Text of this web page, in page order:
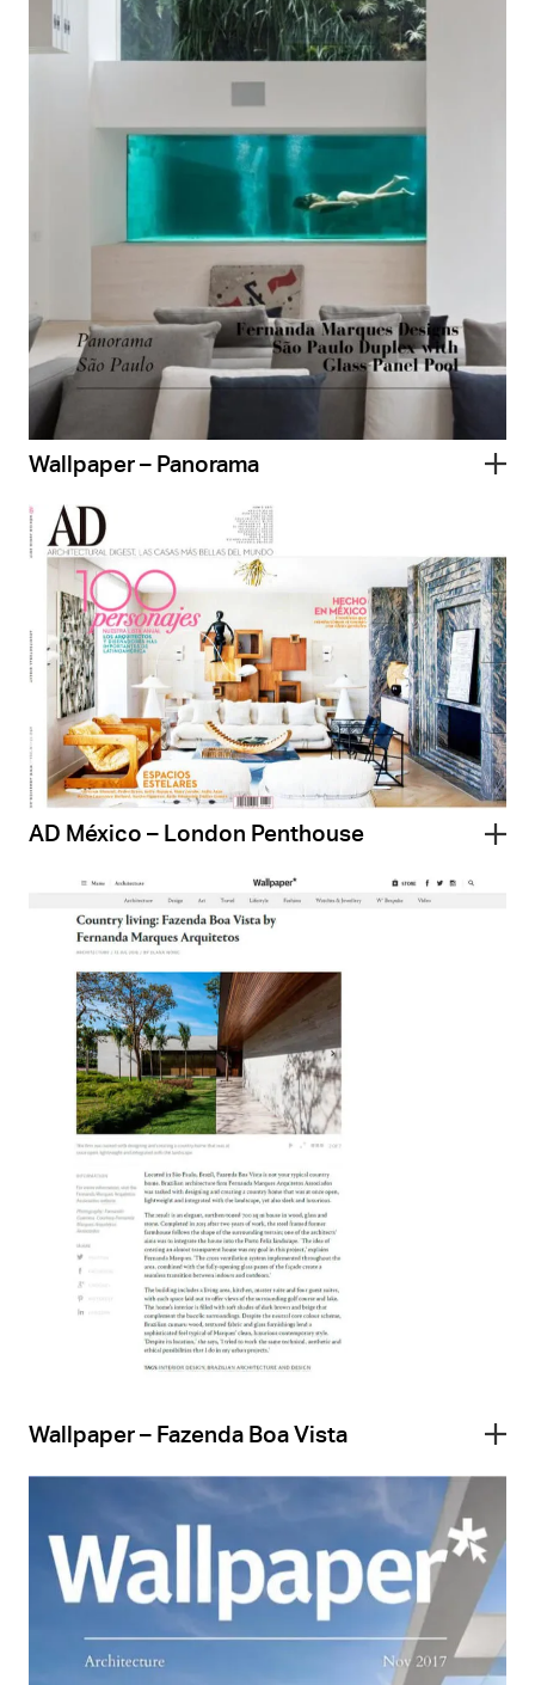
Wallpaper – Panorama
AD México – London Penthouse
Wallpaper – Fazenda Boa Vista